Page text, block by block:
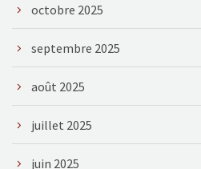
octobre 2025
septembre 2025
août 2025
juillet 2025
juin 2025